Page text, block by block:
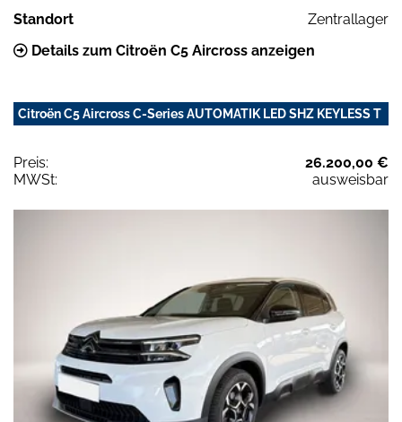
Standort
Zentrallager
Details zum Citroën C5 Aircross anzeigen
Citroën C5 Aircross C-Series AUTOMATIK LED SHZ KEYLESS T
Preis:
26.200,00 €
MWSt:
ausweisbar